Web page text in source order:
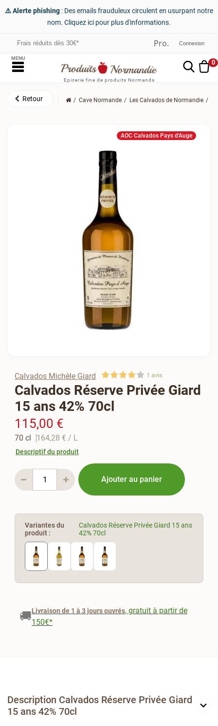
⚠️ Alerte phishing : Des emails frauduleux circulent en usurpant notre
nom. Cliquez ici pour plus d'informations.
Frais réduits dès 30€* Connexion
Epicerie fine de produits Normands
0
MENU
Cave Normande Les Calvados de Normandie
AOC Calvados Pays d'Auge
Calvados Michèle Giard 1 avis
Calvados Réserve Privée Giard
15 ans 42% 70cl
115,00 €
70 cl 164,28 € / L
Descriptif du produit
Ajouter au panier
Variantes du
produit :
Calvados Réserve Privée Giard 15 ans
42% 70cl
🚚Livraison de 1 à 3 jours ouvrés, gratuit à partir de
150€*
Description Calvados Réserve Privée Giard
15 ans 42% 70cl